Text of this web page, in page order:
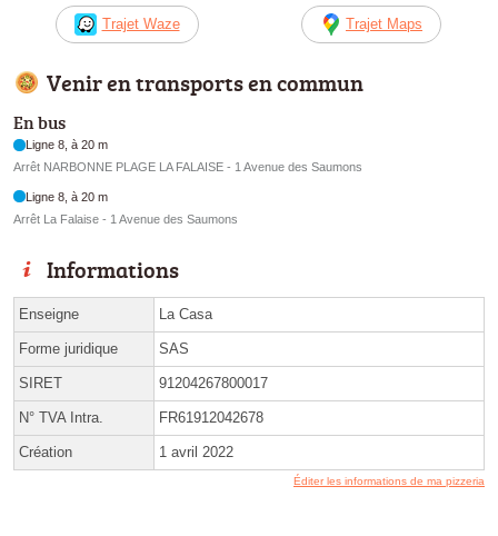
Trajet Waze Trajet Maps
Venir en transports en commun
En bus
Ligne 8, à 20 m
Arrêt NARBONNE PLAGE LA FALAISE - 1 Avenue des Saumons
Ligne 8, à 20 m
Arrêt La Falaise - 1 Avenue des Saumons
Informations
Enseigne La Casa
Forme juridique SAS
SIRET 91204267800017
N° TVA Intra. FR61912042678
Création 1 avril 2022
Éditer les informations de ma pizzeria